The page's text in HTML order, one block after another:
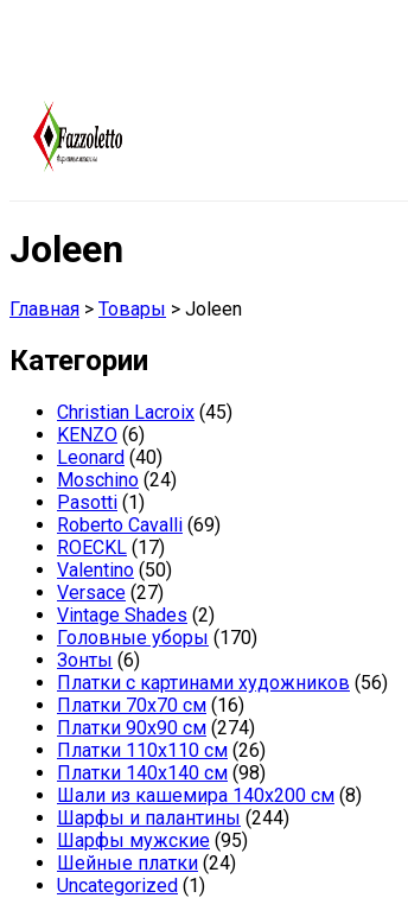
Joleen
Главная > Товары > Joleen
Категории
Christian Lacroix (45)
KENZO (6)
Leonard (40)
Moschino (24)
Pasotti (1)
Roberto Cavalli (69)
ROECKL (17)
Valentino (50)
Versace (27)
Vintage Shades (2)
Головные уборы (170)
Зонты (6)
Платки с картинами художников (56)
Платки 70х70 см (16)
Платки 90х90 см (274)
Платки 110х110 см (26)
Платки 140х140 см (98)
Шали из кашемира 140х200 см (8)
Шарфы и палантины (244)
Шарфы мужские (95)
Шейные платки (24)
Uncategorized (1)